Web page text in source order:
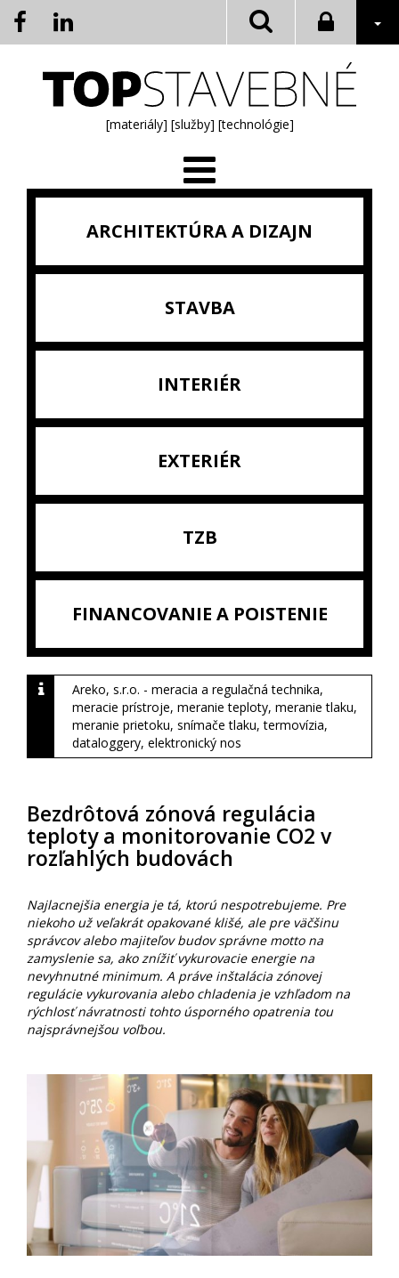
[materiály] [služby] [technológie]
ARCHITEKTÚRA A DIZAJN
STAVBA
INTERIÉR
EXTERIÉR
TZB
FINANCOVANIE A POISTENIE
Areko, s.r.o. - meracia a regulačná technika,
meracie prístroje, meranie teploty, meranie tlaku,
meranie prietoku, snímače tlaku, termovízia,
dataloggery, elektronický nos
Bezdrôtová zónová regulácia
teploty a monitorovanie CO2 v
rozľahlých budovách
Najlacnejšia energia je tá, ktorú nespotrebujeme. Pre
niekoho už veľakrát opakované klišé, ale pre väčšinu
správcov alebo majiteľov budov správne motto na
zamyslenie sa, ako znížiť vykurovacie energie na
nevyhnutné minimum. A práve inštalácia zónovej
regulácie vykurovania alebo chladenia je vzhľadom na
rýchlosť návratnosti tohto úsporného opatrenia tou
najsprávnejšou voľbou.